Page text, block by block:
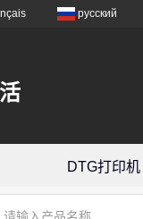
русский
DTG打印机